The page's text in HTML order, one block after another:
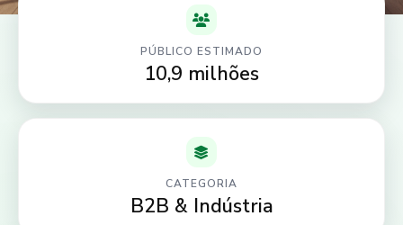
PÚBLICO ESTIMADO
10,9 milhões
CATEGORIA
B2B & Indústria